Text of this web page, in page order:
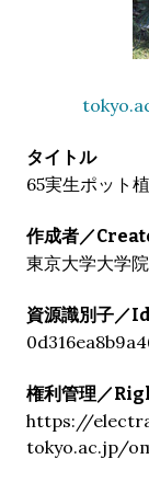
タイトル
65実生ポット
作成者／
東京大学大学
資源識別子
権利管理／
https://
tokyo.ac.jp/